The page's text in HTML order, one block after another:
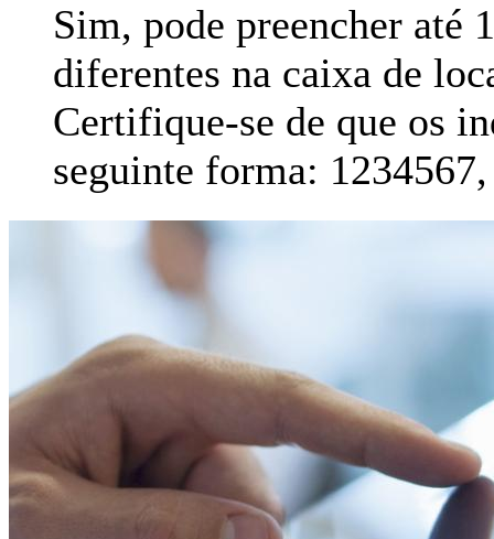
Sim, pode preencher até
diferentes na caixa de
Certifique-se de que os
seguinte forma: